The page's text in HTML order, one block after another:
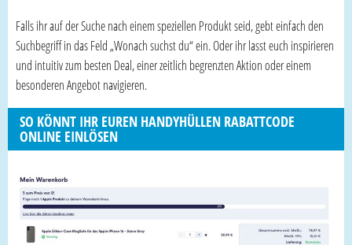
Falls ihr auf der Suche nach einem speziellen Produkt seid, gebt einfach den
Suchbegriff in das Feld „Wonach suchst du“ ein. Oder ihr lasst euch inspirieren
und intuitiv zum besten Deal, einer zeitlich begrenzten Aktion oder einem
besonderen Angebot navigieren.
SO KÖNNT IHR EUREN HANDYHÜLLEN RABATTCODE
ONLINE EINLÖSEN